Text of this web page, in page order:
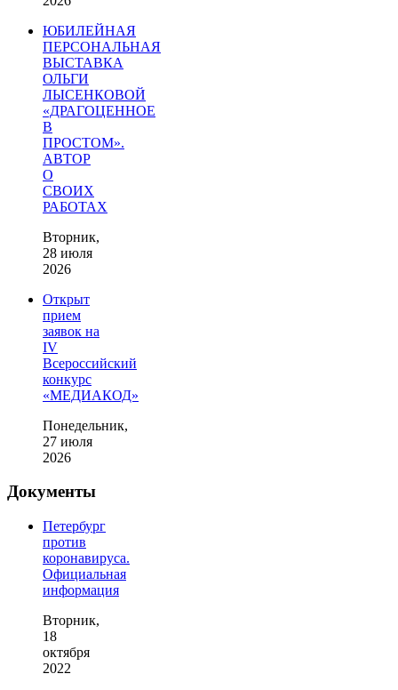
ЮБИЛЕЙНАЯ
ПЕРСОНАЛЬНАЯ
ВЫСТАВКА
ОЛЬГИ
ЛЫСЕНКОВОЙ
«ДРАГОЦЕННОЕ
В
ПРОСТОМ».
АВТОР
О
СВОИХ
РАБОТАХ
Вторник,
28 июля
2026
Открыт
прием
заявок на
IV
Всероссийский
конкурс
«МЕДИАКОД»
Понедельник,
27 июля
2026
Документы
Петербург
против
коронавируса.
Официальная
информация
Вторник,
18
октября
2022